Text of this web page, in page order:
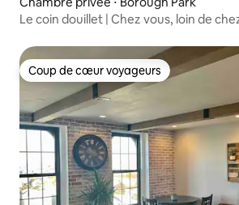
Le coin douillet | Chez vous, loin de
Coup de cœur voyageurs
Coup de cœur voyageurs